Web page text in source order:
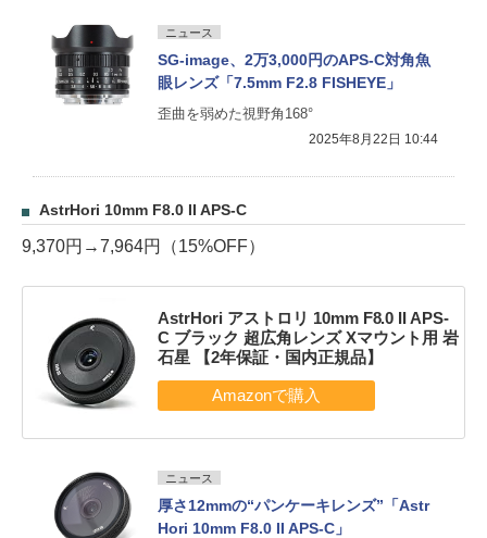
ニュース
SG-image、2万3,000円のAPS-C対角魚
眼レンズ「7.5mm F2.8 FISHEYE」
歪曲を弱めた視野角168°
2025年8月22日 10:44
AstrHori 10mm F8.0 II APS-C
9,370円→7,964円（15%OFF）
AstrHori アストロリ 10mm F8.0 II APS-
C ブラック 超広角レンズ Xマウント用 岩
石星 【2年保証・国内正規品】
ニュース
厚さ12mmの“パンケーキレンズ”「Astr
Hori 10mm F8.0 II APS-C」